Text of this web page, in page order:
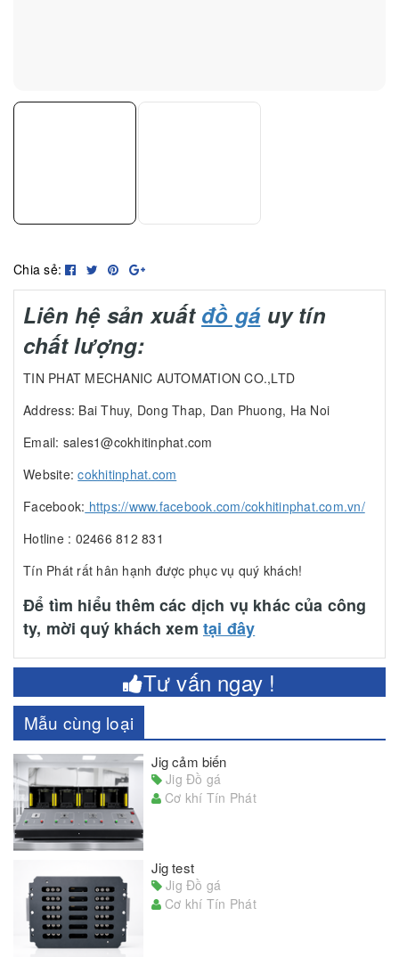
Chia sẻ:
Liên hệ sản xuất đồ gáuy tín
chất lượng:
TIN PHAT MECHANIC AUTOMATION CO.,LTD
Address: Bai Thuy, Dong Thap, Dan Phuong, Ha Noi
Email: sales1@cokhitinphat.com
Website:cokhitinphat.com
Facebook: https://www.facebook.com/cokhitinphat.com.vn/
Hotline : 02466 812 831
Tín Phát rất hân hạnh được phục vụ quý khách!
Để tìm hiểu thêm các dịch vụ khác của công
ty, mời quý khách xem tại đây
Tư vấn ngay !
Mẫu cùng loại
Jig cảm biến
Jig Đồ gá
Cơ khí Tín Phát
Jig test
Jig Đồ gá
Cơ khí Tín Phát